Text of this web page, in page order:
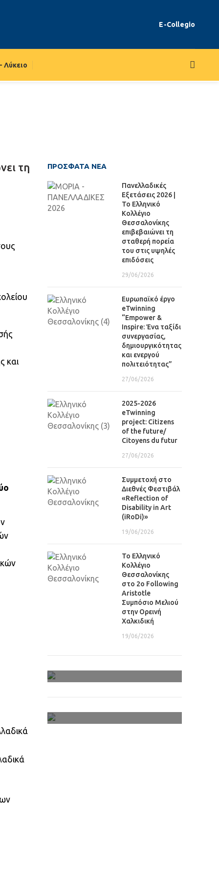
E-Collegio
Λύκειο
τη
και
ΠΡΌΣΦΑΤΑ ΝΈΑ
Πανελλαδικές
Εξετάσεις 2026 |
Το Ελληνικό
Κολλέγιο
Θεσσαλονίκης
επιβεβαιώνει τη
σταθερή πορεία
του στις υψηλές
επιδόσεις
29/06/2026
Eυρωπαϊκό έργο
eTwinning
“Empower &
Inspire: Ένα ταξίδι
συνεργασίας,
δημιουργικότητας
και ενεργού
πολιτειότητας”
27/06/2026
2025-2026
eTwinning
project: Citizens
of the future/
Citoyens du futur
27/06/2026
Συμμετοχή στο
Διεθνές Φεστιβάλ
«Reflection of
Disability in Art
(iRoDi)»
19/06/2026
Το Ελληνικό
Κολλέγιο
Θεσσαλονίκης
στο 2ο Following
Aristotle
Συμπόσιο Μελιού
στην Ορεινή
Χαλκιδική
19/06/2026
Αρχείο Πολυμέσων
Ανθολόγια